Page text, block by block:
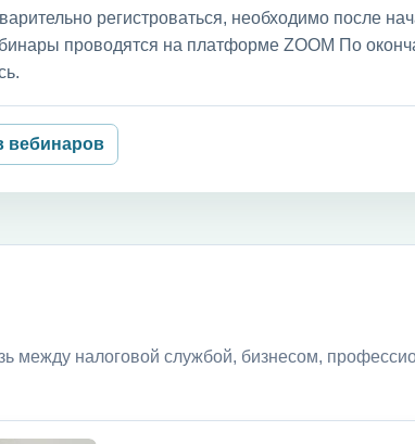
регистроваться, необходимо после
проводятся на платформе ZOOM По
вебинаров
между налоговой службой, бизнесом,